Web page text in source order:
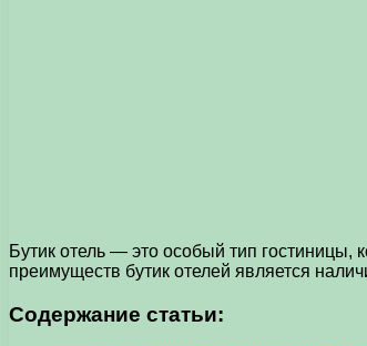
Бутик отель — это особый тип
преимуществ бутик отелей является
Содержание статьи: